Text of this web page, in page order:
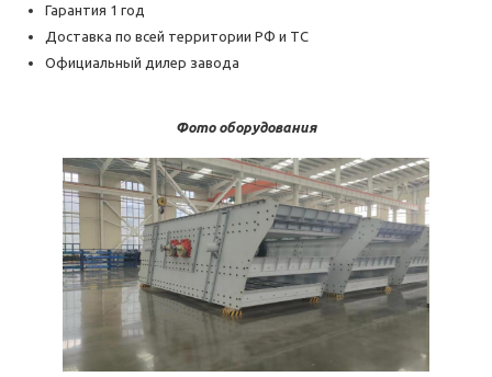
Гарантия 1 год
Доставка по всей территории РФ и ТС
Официальный дилер завода
Фото оборудования